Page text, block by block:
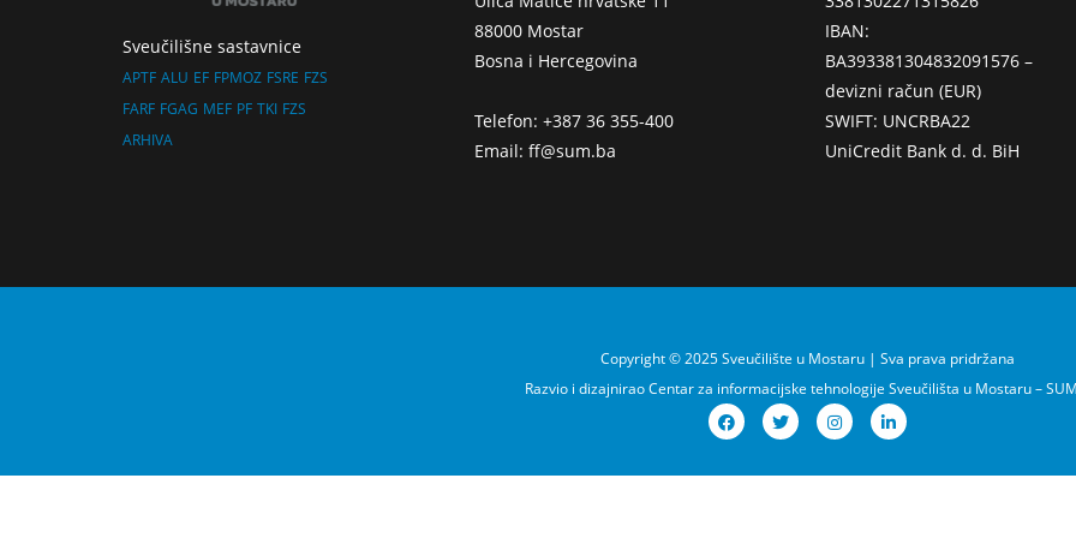
Sveučilišne sastavnice
APTF ALU EF FPMOZ FSRE FZS
FARF FGAG MEF PF TKI FZS
ARHIVA
88000 Mostar
Bosna i Hercegovina
Telefon: +387 36 355-400
Email: ff@sum.ba
IBAN:
BA393381304832091576 –
devizni račun (EUR)
SWIFT: UNCRBA22
UniCredit Bank d. d. BiH
Copyright © 2025 Sveučilište u Mostaru | Sva prava pridržana
Razvio i dizajnirao Centar za informacijske tehnologije Sveučilišta u Mostaru –